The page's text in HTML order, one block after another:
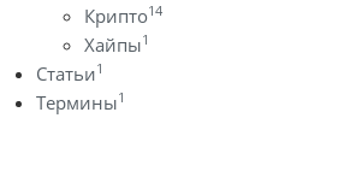
Крипто14
Хайпы1
Статьи1
Термины1